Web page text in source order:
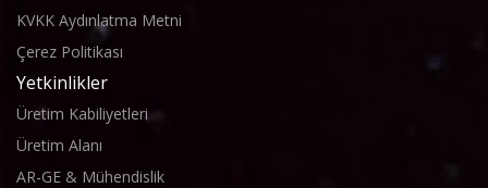
KVKK Aydınlatma Metni
Çerez Politikası
Yetkinlikler
Üretim Kabiliyetleri
Üretim Alanı
AR-GE & Mühendislik